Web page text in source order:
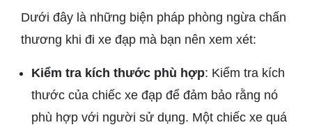
Dưới đây là những biện pháp phòng ngừa chấn
thương khi đi xe đạp mà bạn nên xem xét:
Kiểm tra kích thước phù hợp: Kiểm tra kích
thước của chiếc xe đạp để đảm bảo rằng nó
phù hợp với người sử dụng. Một chiếc xe quá